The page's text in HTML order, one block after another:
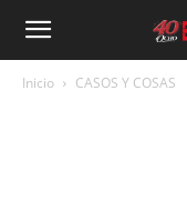
Inicio CASOS Y COSAS